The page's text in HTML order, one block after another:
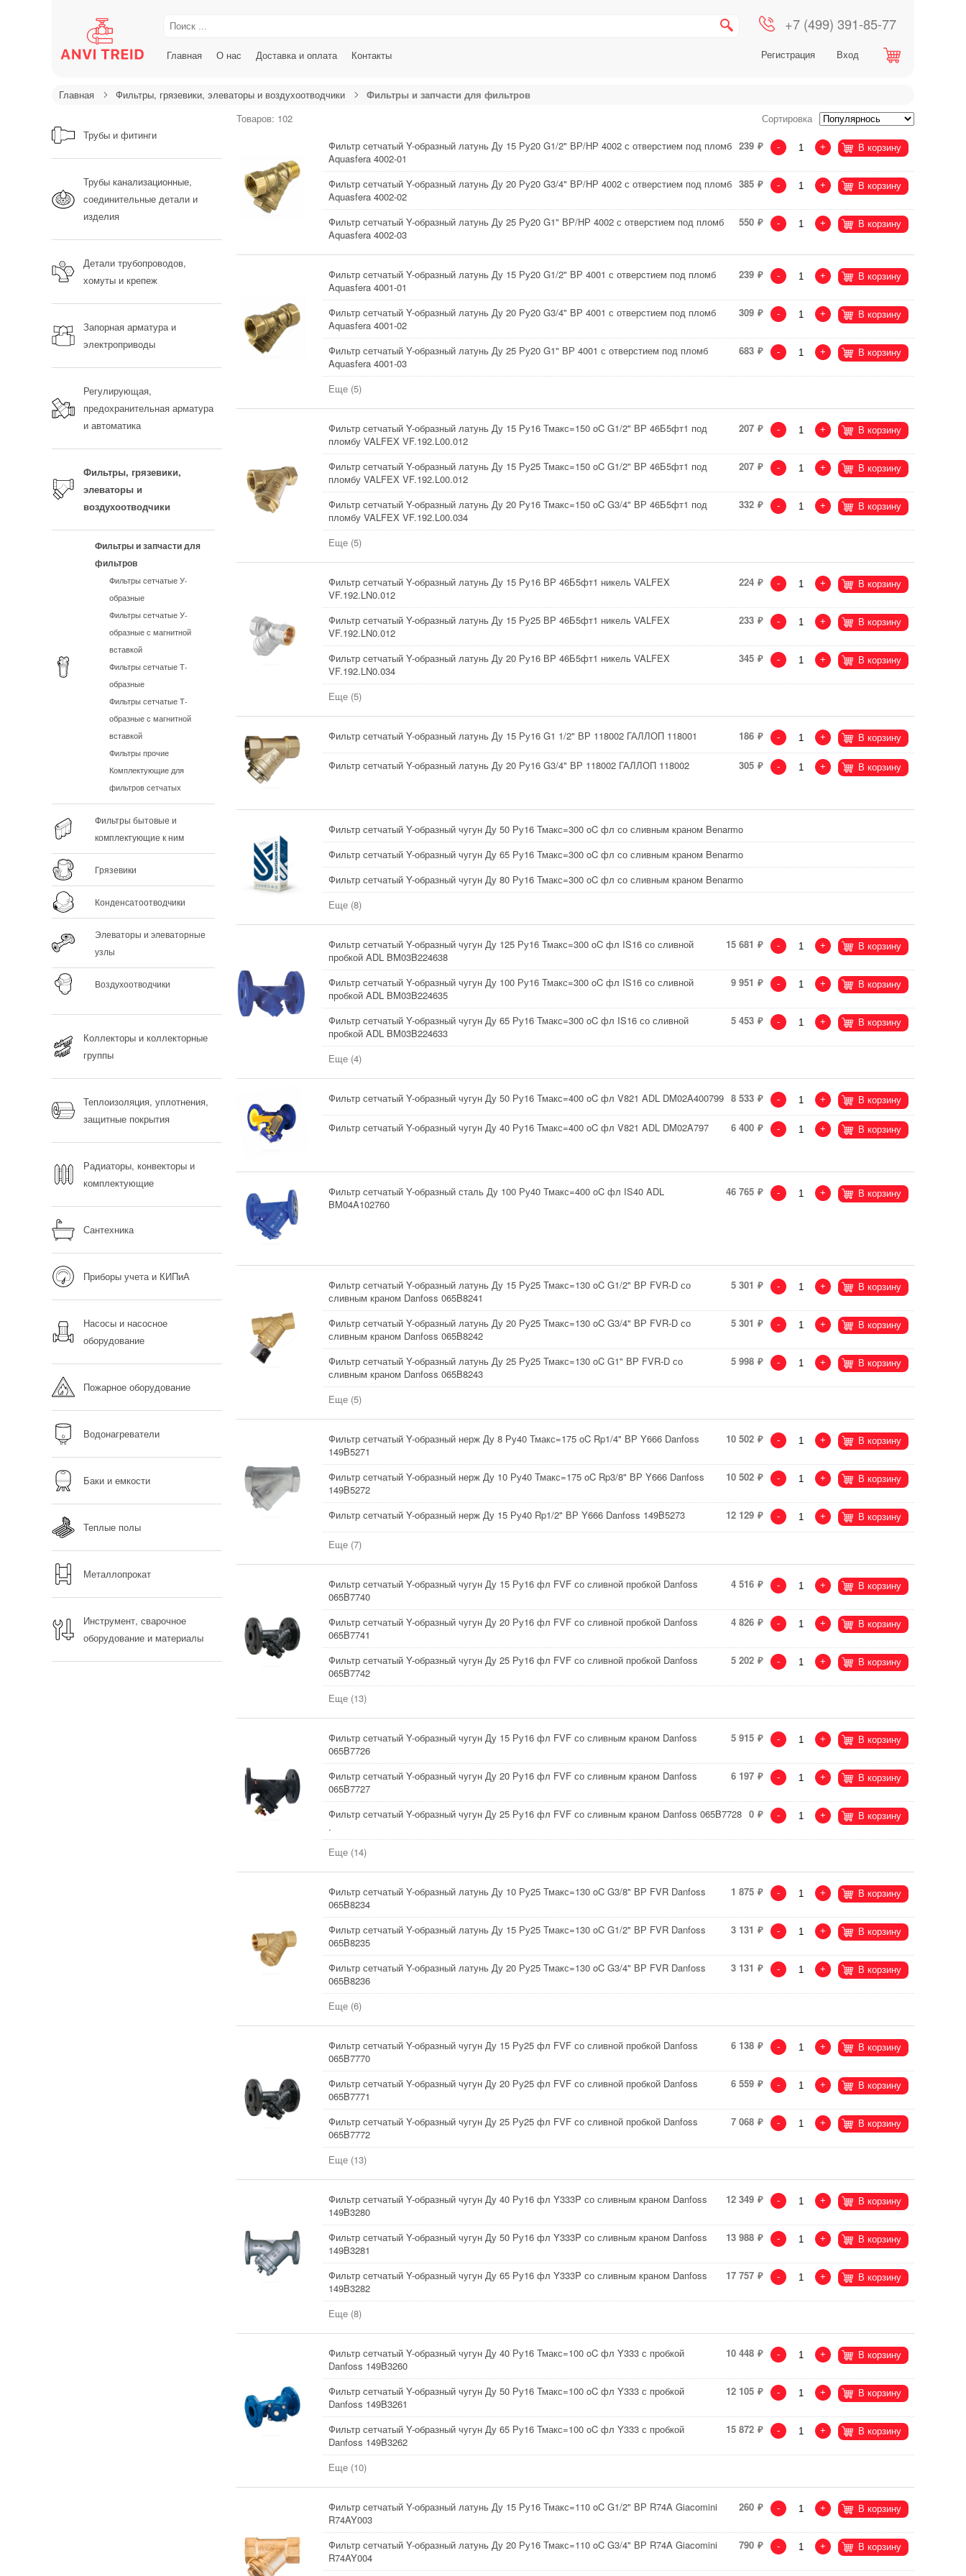
Главная О нас Доставка и оплата Контакты
+7 (499) 391-85-77
Регистрация Вход
Главная Фильтры, грязевики, элеваторы и воздухоотводчики Фильтры и запчасти для фильтров
Трубы и фитинги
Трубы канализационные,
соединительные детали и
изделия
Детали трубопроводов,
хомуты и крепеж
Запорная арматура и
электроприводы
Регулирующая,
предохранительная арматура
и автоматика
Фильтры, грязевики,
элеваторы и
воздухоотводчики
Фильтры и запчасти для
фильтров
Фильтры сетчатые У-
образные
Фильтры сетчатые У-
образные с магнитной
вставкой
Фильтры сетчатые Т-
образные
Фильтры сетчатые Т-
образные с магнитной
вставкой
Фильтры прочие
Комплектующие для
фильтров сетчатых
Фильтры бытовые и
комплектующие к ним
Грязевики
Конденсатоотводчики
Элеваторы и элеваторные
узлы
Воздухоотводчики
Коллекторы и коллекторные
группы
Теплоизоляция, уплотнения,
защитные покрытия
Радиаторы, конвекторы и
комплектующие
Сантехника
Приборы учета и КИПиА
Насосы и насосное
оборудование
Пожарное оборудование
Водонагреватели
Баки и емкости
Теплые полы
Металлопрокат
Инструмент, сварочное
оборудование и материалы
Товаров: 102
Сортировка
Фильтр сетчатый Y-образный латунь Ду 15 Ру20 G1/2" ВР/НР 4002 с отверстием под пломб
Aquasfera 4002-01
239 - + В корзину
Фильтр сетчатый Y-образный латунь Ду 20 Ру20 G3/4" ВР/НР 4002 с отверстием под пломб
Aquasfera 4002-02
385 - + В корзину
Фильтр сетчатый Y-образный латунь Ду 25 Ру20 G1" ВР/НР 4002 с отверстием под пломб
Aquasfera 4002-03
550 - + В корзину
Фильтр сетчатый Y-образный латунь Ду 15 Ру20 G1/2" ВР 4001 с отверстием под пломб
Aquasfera 4001-01
239 - + В корзину
Фильтр сетчатый Y-образный латунь Ду 20 Ру20 G3/4" ВР 4001 с отверстием под пломб
Aquasfera 4001-02
309 - + В корзину
Фильтр сетчатый Y-образный латунь Ду 25 Ру20 G1" ВР 4001 с отверстием под пломб
Aquasfera 4001-03
683 - + В корзину
Еще (5)
Фильтр сетчатый Y-образный латунь Ду 15 Ру16 Тмакс=150 oC G1/2" ВР 46Б5фт1 под
пломбу VALFEX VF.192.L00.012
207 - + В корзину
Фильтр сетчатый Y-образный латунь Ду 15 Ру25 Тмакс=150 oC G1/2" ВР 46Б5фт1 под
пломбу VALFEX VF.192.L00.012
207 - + В корзину
Фильтр сетчатый Y-образный латунь Ду 20 Ру16 Тмакс=150 oC G3/4" ВР 46Б5фт1 под
пломбу VALFEX VF.192.L00.034
332 - + В корзину
Еще (5)
Фильтр сетчатый Y-образный латунь Ду 15 Ру16 ВР 46Б5фт1 никель VALFEX
VF.192.LN0.012
224 - + В корзину
Фильтр сетчатый Y-образный латунь Ду 15 Ру25 ВР 46Б5фт1 никель VALFEX
VF.192.LN0.012
233 - + В корзину
Фильтр сетчатый Y-образный латунь Ду 20 Ру16 ВР 46Б5фт1 никель VALFEX
VF.192.LN0.034
345 - + В корзину
Еще (5)
Фильтр сетчатый Y-образный латунь Ду 15 Ру16 G1 1/2" ВР 118002 ГАЛЛОП 118001 186 - + В корзину
Фильтр сетчатый Y-образный латунь Ду 20 Ру16 G3/4" ВР 118002 ГАЛЛОП 118002 305 - + В корзину
Фильтр сетчатый Y-образный чугун Ду 50 Ру16 Тмакс=300 oC фл со сливным краном Benarmo
Фильтр сетчатый Y-образный чугун Ду 65 Ру16 Тмакс=300 oC фл со сливным краном Benarmo
Фильтр сетчатый Y-образный чугун Ду 80 Ру16 Тмакс=300 oC фл со сливным краном Benarmo
Еще (8)
Фильтр сетчатый Y-образный чугун Ду 125 Ру16 Тмакс=300 oC фл IS16 со сливной
пробкой ADL BM03B224638
15 681 - + В корзину
Фильтр сетчатый Y-образный чугун Ду 100 Ру16 Тмакс=300 oC фл IS16 со сливной
пробкой ADL BM03B224635
9 951 - + В корзину
Фильтр сетчатый Y-образный чугун Ду 65 Ру16 Тмакс=300 oC фл IS16 со сливной
пробкой ADL BM03B224633
5 453 - + В корзину
Еще (4)
Фильтр сетчатый Y-образный чугун Ду 50 Ру16 Тмакс=400 oC фл V821 ADL DM02A400799 8 533 - + В корзину
Фильтр сетчатый Y-образный чугун Ду 40 Ру16 Тмакс=400 oC фл V821 ADL DM02A797 6 400 - + В корзину
Фильтр сетчатый Y-образный сталь Ду 100 Ру40 Тмакс=400 oC фл IS40 ADL
BM04A102760
46 765 - + В корзину
Фильтр сетчатый Y-образный латунь Ду 15 Ру25 Тмакс=130 oC G1/2" ВР FVR-D со
сливным краном Danfoss 065B8241
5 301 - + В корзину
Фильтр сетчатый Y-образный латунь Ду 20 Ру25 Тмакс=130 oC G3/4" ВР FVR-D со
сливным краном Danfoss 065B8242
5 301 - + В корзину
Фильтр сетчатый Y-образный латунь Ду 25 Ру25 Тмакс=130 oC G1" ВР FVR-D со
сливным краном Danfoss 065B8243
5 998 - + В корзину
Еще (5)
Фильтр сетчатый Y-образный нерж Ду 8 Ру40 Тмакс=175 oC Rp1/4" ВР Y666 Danfoss
149B5271
10 502 - + В корзину
Фильтр сетчатый Y-образный нерж Ду 10 Ру40 Тмакс=175 oC Rp3/8" ВР Y666 Danfoss
149B5272
10 502 - + В корзину
Фильтр сетчатый Y-образный нерж Ду 15 Ру40 Rp1/2" ВР Y666 Danfoss 149B5273 12 129 - + В корзину
Еще (7)
Фильтр сетчатый Y-образный чугун Ду 15 Ру16 фл FVF со сливной пробкой Danfoss
065B7740
4 516 - + В корзину
Фильтр сетчатый Y-образный чугун Ду 20 Ру16 фл FVF со сливной пробкой Danfoss
065B7741
4 826 - + В корзину
Фильтр сетчатый Y-образный чугун Ду 25 Ру16 фл FVF со сливной пробкой Danfoss
065B7742
5 202 - + В корзину
Еще (13)
Фильтр сетчатый Y-образный чугун Ду 15 Ру16 фл FVF со сливным краном Danfoss
065B7726
5 915 - + В корзину
Фильтр сетчатый Y-образный чугун Ду 20 Ру16 фл FVF со сливным краном Danfoss
065B7727
6 197 - + В корзину
Фильтр сетчатый Y-образный чугун Ду 25 Ру16 фл FVF со сливным краном Danfoss 065B7728
.
0 - + В корзину
Еще (14)
Фильтр сетчатый Y-образный латунь Ду 10 Ру25 Тмакс=130 oC G3/8" ВР FVR Danfoss
065B8234
1 875 - + В корзину
Фильтр сетчатый Y-образный латунь Ду 15 Ру25 Тмакс=130 oC G1/2" ВР FVR Danfoss
065B8235
3 131 - + В корзину
Фильтр сетчатый Y-образный латунь Ду 20 Ру25 Тмакс=130 oC G3/4" ВР FVR Danfoss
065B8236
3 131 - + В корзину
Еще (6)
Фильтр сетчатый Y-образный чугун Ду 15 Ру25 фл FVF со сливной пробкой Danfoss
065B7770
6 138 - + В корзину
Фильтр сетчатый Y-образный чугун Ду 20 Ру25 фл FVF со сливной пробкой Danfoss
065B7771
6 559 - + В корзину
Фильтр сетчатый Y-образный чугун Ду 25 Ру25 фл FVF со сливной пробкой Danfoss
065B7772
7 068 - + В корзину
Еще (13)
Фильтр сетчатый Y-образный чугун Ду 40 Ру16 фл Y333P со сливным краном Danfoss
149B3280
12 349 - + В корзину
Фильтр сетчатый Y-образный чугун Ду 50 Ру16 фл Y333P со сливным краном Danfoss
149B3281
13 988 - + В корзину
Фильтр сетчатый Y-образный чугун Ду 65 Ру16 фл Y333P со сливным краном Danfoss
149B3282
17 757 - + В корзину
Еще (8)
Фильтр сетчатый Y-образный чугун Ду 40 Ру16 Тмакс=100 oC фл Y333 с пробкой
Danfoss 149B3260
10 448 - + В корзину
Фильтр сетчатый Y-образный чугун Ду 50 Ру16 Тмакс=100 oC фл Y333 с пробкой
Danfoss 149B3261
12 105 - + В корзину
Фильтр сетчатый Y-образный чугун Ду 65 Ру16 Тмакс=100 oC фл Y333 с пробкой
Danfoss 149B3262
15 872 - + В корзину
Еще (10)
Фильтр сетчатый Y-образный латунь Ду 15 Ру16 Тмакс=110 oC G1/2" ВР R74A Giacomini
R74AY003
260 - + В корзину
Фильтр сетчатый Y-образный латунь Ду 20 Ру16 Тмакс=110 oC G3/4" ВР R74A Giacomini
R74AY004
790 - + В корзину